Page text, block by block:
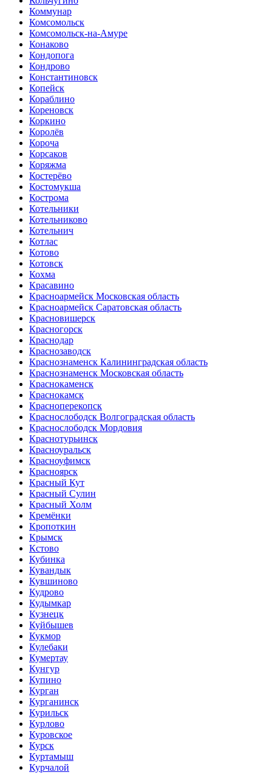
Коммунар
Комсомольск
Комсомольск-на-Амуре
Конаково
Кондопога
Кондрово
Константиновск
Копейск
Кораблино
Кореновск
Коркино
Королёв
Короча
Корсаков
Коряжма
Костерёво
Костомукша
Кострома
Котельники
Котельниково
Котельнич
Котлас
Котово
Котовск
Кохма
Красавино
Красноармейск Московская область
Красноармейск Саратовская область
Красновишерск
Красногорск
Краснодар
Краснозаводск
Краснознаменск Калининградская область
Краснознаменск Московская область
Краснокаменск
Краснокамск
Красноперекопск
Краснослободск Волгоградская область
Краснослободск Мордовия
Краснотурьинск
Красноуральск
Красноуфимск
Красноярск
Красный Кут
Красный Сулин
Красный Холм
Кремёнки
Кропоткин
Крымск
Кстово
Кубинка
Кувандык
Кувшиново
Кудрово
Кудымкар
Кузнецк
Куйбышев
Кукмор
Кулебаки
Кумертау
Кунгур
Купино
Курган
Курганинск
Курильск
Курлово
Куровское
Курск
Куртамыш
Курчалой